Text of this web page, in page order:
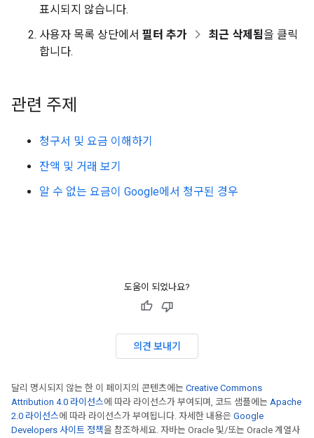
표시되지 않습니다.
사용자 목록 상단에서 필터 추가 최근 삭제됨을 클릭
합니다.
관련 주제
청구서 및 요금 이해하기
잔액 및 거래 보기
알 수 없는 요금이 Google에서 청구된 경우
도움이 되었나요?
의견 보내기
달리 명시되지 않는 한 이 페이지의 콘텐츠에는 Creative Commons
Attribution 4.0 라이선스에 따라 라이선스가 부여되며, 코드 샘플에는 Apache
2.0 라이선스에 따라 라이선스가 부여됩니다. 자세한 내용은 Google
Developers 사이트 정책을 참조하세요. 자바는 Oracle 및/또는 Oracle 계열사